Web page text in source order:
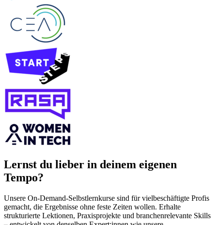
Lernst du lieber in deinem eigenen
Tempo?
Unsere On‑Demand‑Selbstlernkurse sind für vielbeschäftigte Profis
gemacht, die Ergebnisse ohne feste Zeiten wollen. Erhalte
strukturierte Lektionen, Praxisprojekte und branchenrelevante Skills